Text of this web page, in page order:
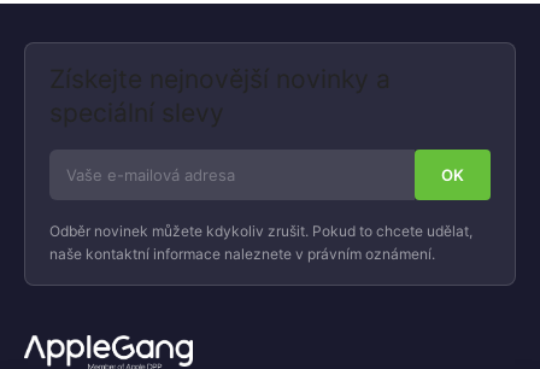
Získejte nejnovější novinky a
speciální slevy
Odběr novinek můžete kdykoliv zrušit. Pokud to chcete udělat,
naše kontaktní informace naleznete v právním oznámení.